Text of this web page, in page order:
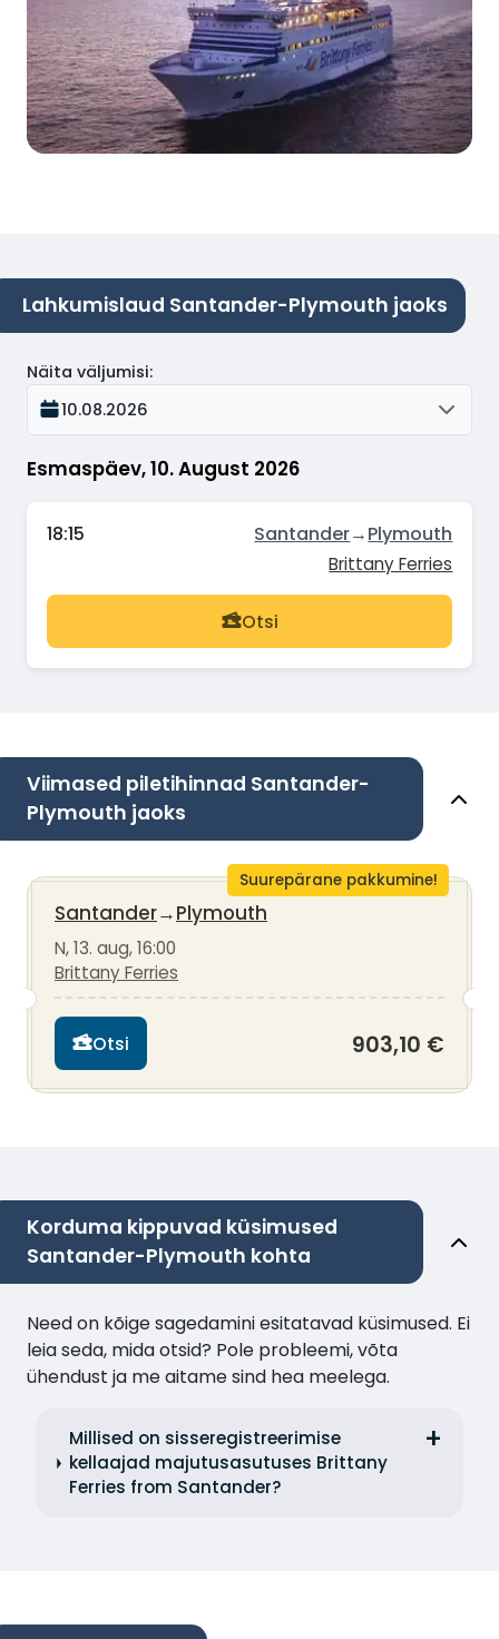
Lahkumislaud Santander-Plymouth jaoks
Esmaspäev, 10. August 2026
Näita väljumisi:
10.08.2026
18:15 Santander→Plymouth
Brittany Ferries
Otsi
Viimased piletihinnad Santander-
Plymouth jaoks
Suurepärane pakkumine!
Santander→Plymouth
N, 13. aug, 16:00
Brittany Ferries
Otsi 903,10 €
Korduma kippuvad küsimused
Santander-Plymouth kohta
Need on kõige sagedamini esitatavad küsimused. Ei
leia seda, mida otsid? Pole probleemi, võta
ühendust ja me aitame sind hea meelega.
Millised on sisseregistreerimise
kellaajad majutusasutuses Brittany
Ferries from Santander?